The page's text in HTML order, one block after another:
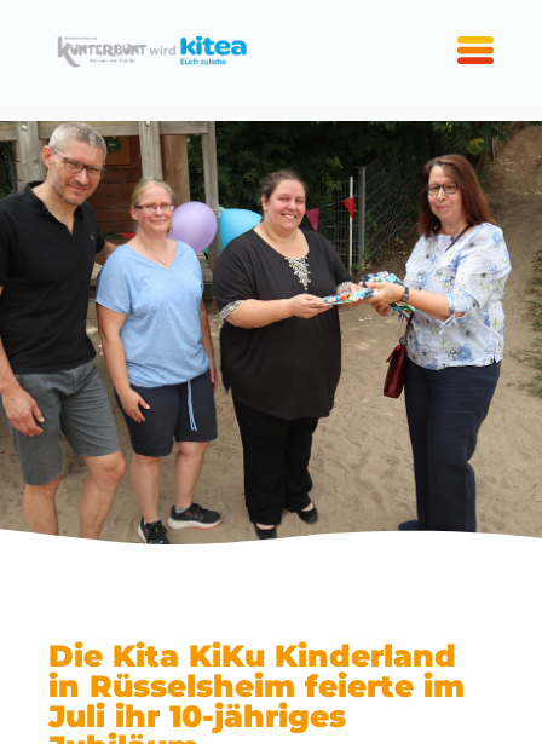
Die Kita KiKu Kinderland
in Rüsselsheim feierte im
Juli ihr 10-jähriges